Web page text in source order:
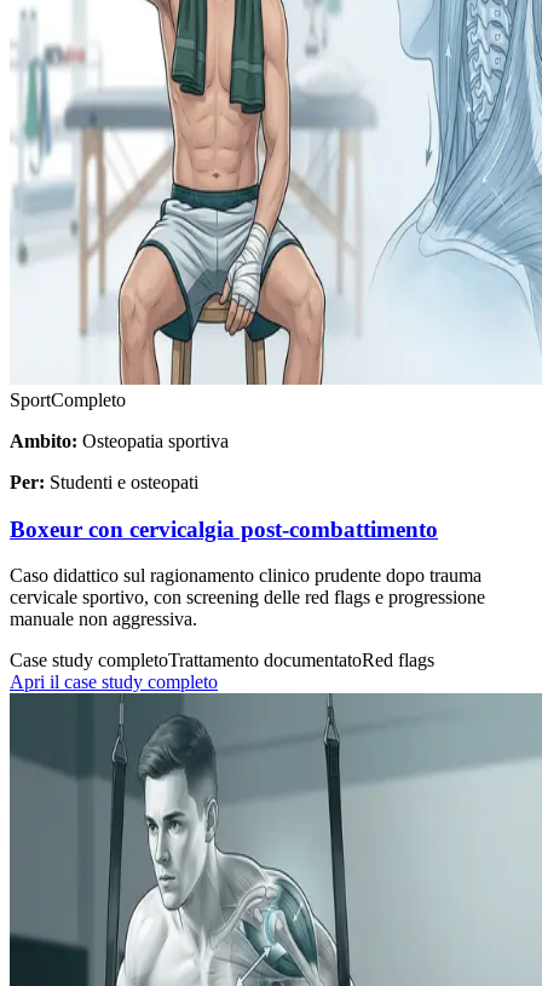
SportCompleto
Ambito: Osteopatia sportiva
Per: Studenti e osteopati
Boxeur con cervicalgia post-combattimento
Caso didattico sul ragionamento clinico prudente dopo trauma
cervicale sportivo, con screening delle red flags e progressione
manuale non aggressiva.
Case study completoTrattamento documentatoRed flags
Apri il case study completo